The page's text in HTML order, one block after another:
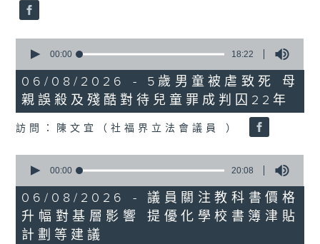
seconds
18
minutes,
22
seconds
00:00 18:22
06/08/2026 - 5歲男童被虐致死 母
親誤殺及殘酷對待兒童罪成判囚22年
訪問：陳文宜（社福界立法會議員 ）
seconds
20
minutes,
8
seconds
00:00 20:08
06/08/2026 - 議員關注教科書價格
升幅對基層影響 提優化學校書簿津貼
計劃等建議